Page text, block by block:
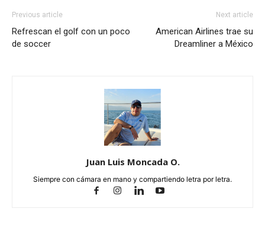
Previous article
Refrescan el golf con un poco
de soccer
Next article
American Airlines trae su
Dreamliner a México
Juan Luis Moncada O.
Siempre con cámara en mano y compartiendo letra por letra.